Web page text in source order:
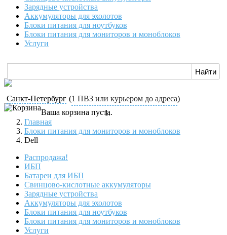
Зарядные устройства
Аккумуляторы для эхолотов
Блоки питания для ноутбуков
Блоки питания для мониторов и моноблоков
Услуги
Санкт-Петербург (1 ПВЗ или курьером до адреса)
Ваша корзина пуста.
Главная
Блоки питания для мониторов и моноблоков
Dell
Распродажа!
ИБП
Батареи для ИБП
Свинцово-кислотные аккумуляторы
Зарядные устройства
Аккумуляторы для эхолотов
Блоки питания для ноутбуков
Блоки питания для мониторов и моноблоков
Услуги